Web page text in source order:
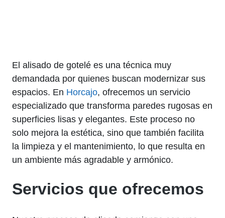
El alisado de gotelé es una técnica muy
demandada por quienes buscan modernizar sus
espacios. En Horcajo, ofrecemos un servicio
especializado que transforma paredes rugosas en
superficies lisas y elegantes. Este proceso no
solo mejora la estética, sino que también facilita
la limpieza y el mantenimiento, lo que resulta en
un ambiente más agradable y armónico.
Servicios que ofrecemos